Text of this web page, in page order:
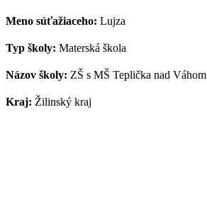
Meno súťažiaceho: Lujza
Typ školy: Materská škola
Názov školy: ZŠ s MŠ Teplička nad Váhom
Kraj: Žilinský kraj